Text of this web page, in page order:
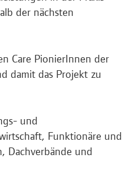
der nächsten
Care PionierInnen der
damit das Projekt zu
und
Funktionäre und
Dachverbände und